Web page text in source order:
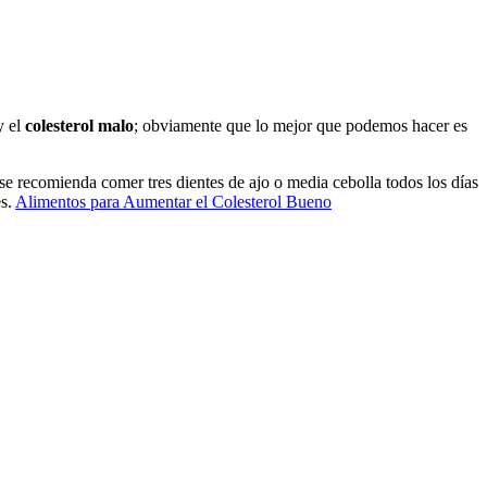
el colesterol malo; obviamente que lo mejor que podemos hacer es
recomienda comer tres dientes de ajo o media cebolla todos los días
Alimentos para Aumentar el Colesterol Bueno